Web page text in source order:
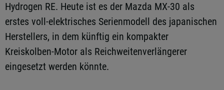
Hydrogen RE. Heute ist es der Mazda MX-30 als
erstes voll-elektrisches Serienmodell des japanischen
Herstellers, in dem künftig ein kompakter
Kreiskolben-Motor als Reichweitenverlängerer
eingesetzt werden könnte.